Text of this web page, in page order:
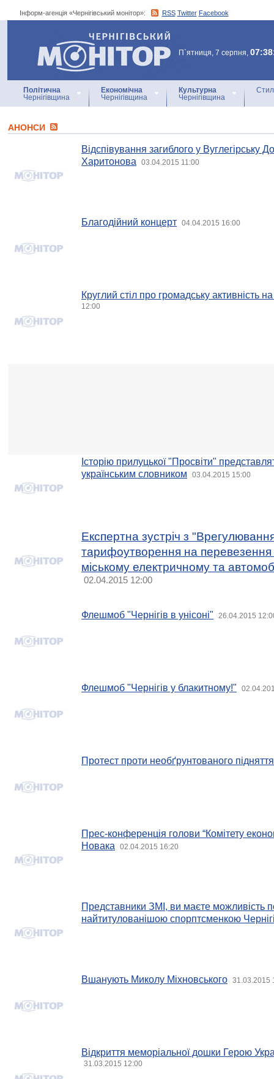
Інформ-агенція «Чернігівський монітор»: RSS Twitter Facebook
Інформ-агенція
«Чернігівський монітор»
П`ятниця, 7 серпня,
Політична
Чернігівщина
Економічна
Чернігівщина
Культурна
Чернігівщина
АНОНСИ
Відспівування загиблого у Вуглегірську
Харитонова
03.04.2015 11:00
Благодійний концерт 04.04.2015 16:00
Круглий стіл про громадську активність
12:00
Історію прилуцької "Просвіти"
українським словником
03.04.2015 15:00
Експертна зустріч з
тарифоутворення на перевезення
міському електричному та
02.04.2015 12:00
Флешмоб "Чернігів в унісоні" 26.04.2015
Флешмоб "Чернігів у блакитному!"
Протест проти необґрунтованого
Прес-конференція голови “Комітету
Новака
02.04.2015 16:20
Представники ЗМІ, ви маєте можливість
найтитулованішою спорптсменкою
Вшанують Миколу Міхновського 31.03.2015
Відкриття меморіальної дошки Герою
31.03.2015 12:00